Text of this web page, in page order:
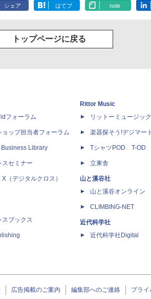
シェア はてブ note
トップページに戻る
フォーラム
ョップ担当者フォーラム
Business Library
スセミナー
X（デジタルクロス）
スブックス
Rittor Music
リットーミュージック
楽器探そう!デジマート
TシャツPOD T-OD
立東舎
山と溪谷社
山と溪谷オンライン
CLIMBING-NET
近代科学社
近代科学社Digital
広告掲載のご案内 編集部へのご連絡 プラ